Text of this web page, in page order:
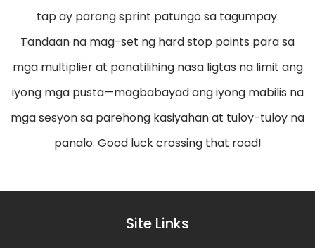
tap ay parang sprint patungo sa tagumpay.
Tandaan na mag-set ng hard stop points para sa
mga multiplier at panatilihing nasa ligtas na limit ang
iyong mga pusta—magbabayad ang iyong mabilis na
mga sesyon sa parehong kasiyahan at tuloy-tuloy na
panalo. Good luck crossing that road!
Site Links